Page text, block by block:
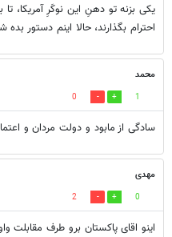
یکی بزنه تو دهنِ این نوکَرِ آمریکا،
احترام بگذارند، حالا اینم دستور
محمد
1
0
سادگی از مابود و دولت مردان و
مهدی
0
2
اینو اقای پاکستان برو طرف